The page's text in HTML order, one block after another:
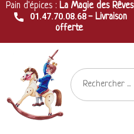
Pain d'épices : La Magie des Rêves
01.47.70.08.68- Livraison
offerte